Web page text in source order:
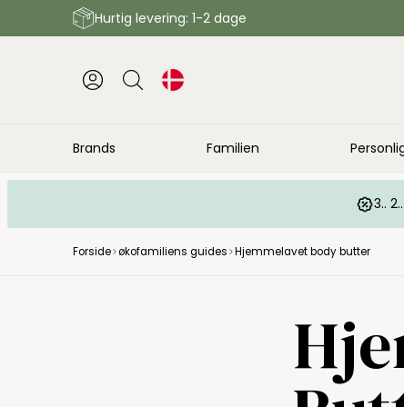
Hurtig levering: 1-2 dage
Brands Familien
3..
Forside økofamiliens guides Hjemmelavet body butter